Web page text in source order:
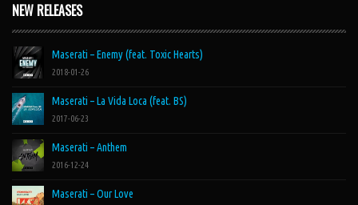
NEW RELEASES
Maserati – Enemy (feat. Toxic Hearts)
2018-01-26
Maserati – La Vida Loca (feat. BS)
2017-06-23
Maserati – Anthem
2016-12-24
Maserati – Our Love